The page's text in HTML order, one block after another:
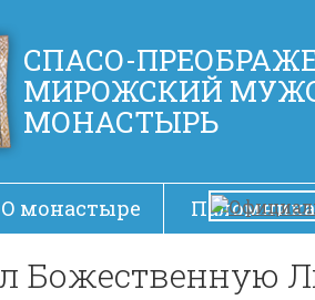
СПАСО-
МИРОЖСКИЙ
МОНАСТЫРЬ
О монастыре
Божественную